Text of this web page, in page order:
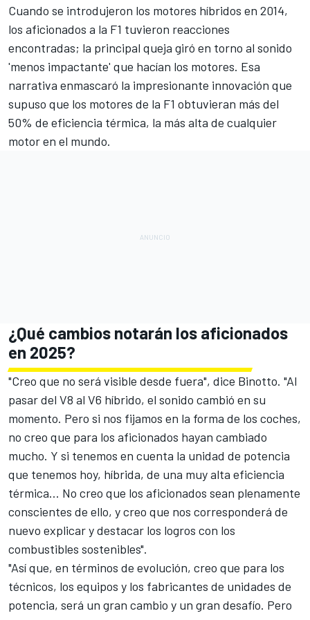
Cuando se introdujeron los motores híbridos en 2014,
los aficionados a la F1 tuvieron reacciones
encontradas; la principal queja giró en torno al sonido
'menos impactante' que hacían los motores. Esa
narrativa enmascaró la impresionante innovación que
supuso que los motores de la F1 obtuvieran más del
50% de eficiencia térmica, la más alta de cualquier
motor en el mundo.
¿Qué cambios notarán los aficionados
en 2025?
"Creo que no será visible desde fuera", dice Binotto. "Al
pasar del V8 al V6 híbrido, el sonido cambió en su
momento. Pero si nos fijamos en la forma de los coches,
no creo que para los aficionados hayan cambiado
mucho. Y si tenemos en cuenta la unidad de potencia
que tenemos hoy, híbrida, de una muy alta eficiencia
térmica... No creo que los aficionados sean plenamente
conscientes de ello, y creo que nos corresponderá de
nuevo explicar y destacar los logros con los
combustibles sostenibles".
"Así que, en términos de evolución, creo que para los
técnicos, los equipos y los fabricantes de unidades de
potencia, será un gran cambio y un gran desafío. Pero